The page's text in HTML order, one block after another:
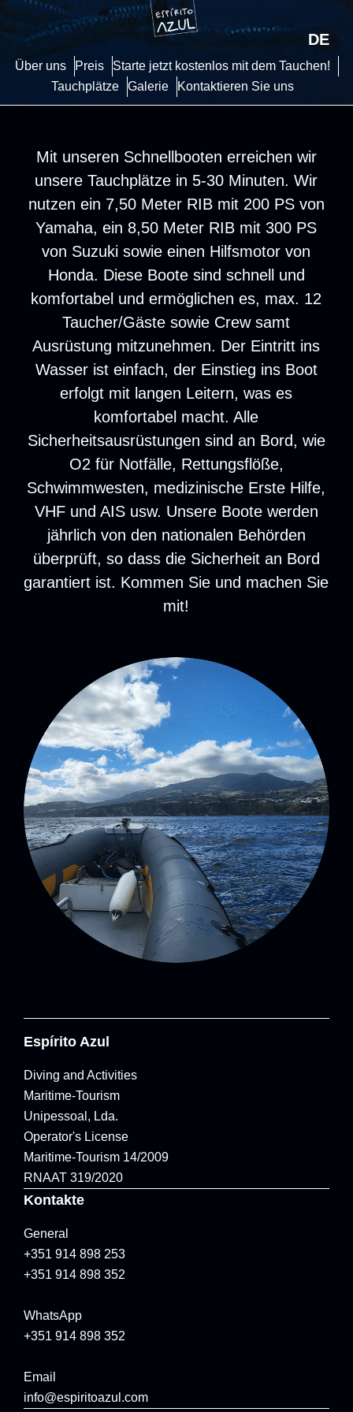
Über uns Preis
Starte jetzt kostenlos mit dem Tauchen!
Tauchplätze
Galerie Kontaktieren Sie uns
DE
Mit unseren Schnellbooten erreichen wir
unsere Tauchplätze in 5-30 Minuten. Wir
nutzen ein 7,50 Meter RIB mit 200 PS von
Yamaha, ein 8,50 Meter RIB mit 300 PS
von Suzuki sowie einen Hilfsmotor von
Honda. Diese Boote sind schnell und
komfortabel und ermöglichen es, max. 12
Taucher/Gäste sowie Crew samt
Ausrüstung mitzunehmen. Der Eintritt ins
Wasser ist einfach, der Einstieg ins Boot
erfolgt mit langen Leitern, was es
komfortabel macht. Alle
Sicherheitsausrüstungen sind an Bord, wie
O2 für Notfälle, Rettungsflöße,
Schwimmwesten, medizinische Erste Hilfe,
VHF und AIS usw. Unsere Boote werden
jährlich von den nationalen Behörden
überprüft, so dass die Sicherheit an Bord
garantiert ist. Kommen Sie und machen Sie
mit!
Espírito Azul
Diving and Activities
Maritime-Tourism
Unipessoal, Lda.
Operator's License
Maritime-Tourism 14/2009
RNAAT 319/2020
Kontakte
General
+351 914 898 253
+351 914 898 352
WhatsApp
+351 914 898 352
Email
info@espiritoazul.com